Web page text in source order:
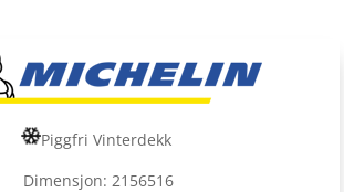
Piggfri Vinterdekk
Dimensjon: 2156516